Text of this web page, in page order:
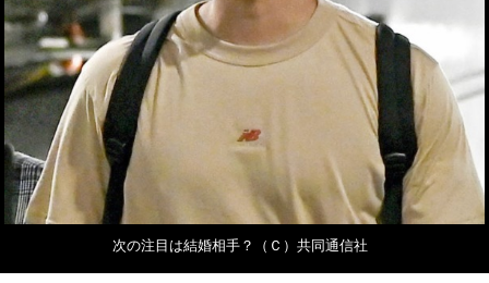
次の注目は結婚相手？（Ｃ）共同通信社